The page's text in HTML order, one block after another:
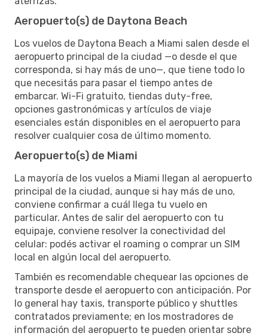
Aeropuerto(s) de Daytona Beach
Los vuelos de Daytona Beach a Miami salen desde el
aeropuerto principal de la ciudad —o desde el que
corresponda, si hay más de uno—, que tiene todo lo
que necesitás para pasar el tiempo antes de
embarcar. Wi-Fi gratuito, tiendas duty-free,
opciones gastronómicas y artículos de viaje
esenciales están disponibles en el aeropuerto para
resolver cualquier cosa de último momento.
Aeropuerto(s) de Miami
La mayoría de los vuelos a Miami llegan al aeropuerto
principal de la ciudad, aunque si hay más de uno,
conviene confirmar a cuál llega tu vuelo en
particular. Antes de salir del aeropuerto con tu
equipaje, conviene resolver la conectividad del
celular: podés activar el roaming o comprar un SIM
local en algún local del aeropuerto.
También es recomendable chequear las opciones de
transporte desde el aeropuerto con anticipación. Por
lo general hay taxis, transporte público y shuttles
contratados previamente; en los mostradores de
información del aeropuerto te pueden orientar sobre